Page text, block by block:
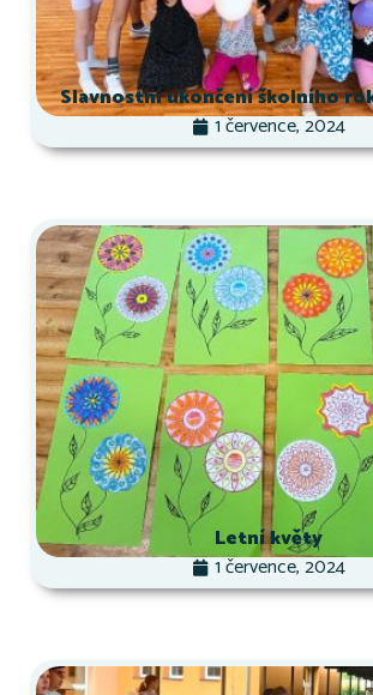
Slavnostní ukončení školního
1 července, 2024
Letní květy
1 července, 2024